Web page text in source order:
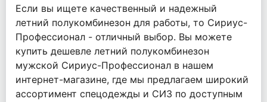
Если вы ищете качественный и надежный
летний полукомбинезон для работы, то Сириус-
Профессионал - отличный выбор. Вы можете
купить дешевле летний полукомбинезон
мужской Сириус-Профессионал в нашем
интернет-магазине, где мы предлагаем широкий
ассортимент спецодежды и СИЗ по доступным